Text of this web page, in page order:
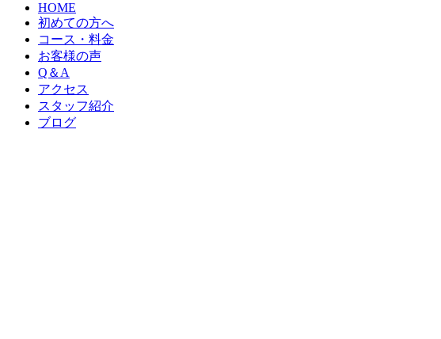
HOME
初めての方へ
コース・料金
お客様の声
Q＆A
アクセス
スタッフ紹介
ブログ